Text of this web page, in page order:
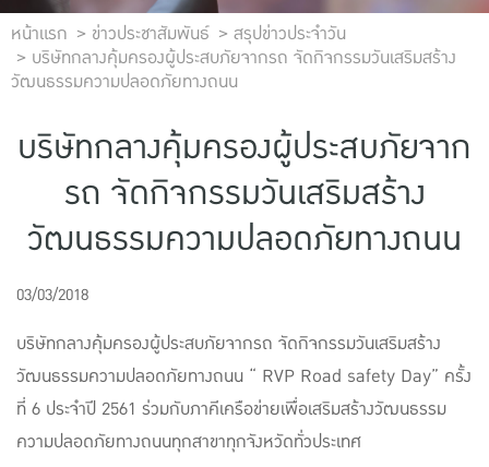
เพื่อสังคมไทย
ติดต่อไทยประกันชีวิต
บทความ
แบบประกันทั้งหมด
แบบประกันที่เหมาะกับช่วงอายุ
เปรียบเทียบแบบประกัน
เลือกแบบประกันที่เหมาะกับคุณ
TL Learning Center
หน้าแรก ข่าวประชาสัมพันธ์
สรุปข่าวประจำวัน
บริษัทกลางคุ้มครองผู้ประสบภัยจากรถ จัดกิจกรรมวันเสริมสร้าง
วัฒนธรรมความปลอดภัยทางถนน
บริษัทกลางคุ้มครองผู้ประสบภัยจาก
รถ จัดกิจกรรมวันเสริมสร้าง
วัฒนธรรมความปลอดภัยทางถนน
03/03/2018
บริษัทกลางคุ้มครองผู้ประสบภัยจากรถ จัดกิจกรรมวันเสริมสร้าง
วัฒนธรรมความปลอดภัยทางถนน “ RVP Road safety Day” ครั้ง
ที่ 6 ประจำปี 2561 ร่วมกับภาคีเครือข่ายเพื่อเสริมสร้างวัฒนธรรม
ความปลอดภัยทางถนนทุกสาขาทุกจังหวัดทั่วประเทศ